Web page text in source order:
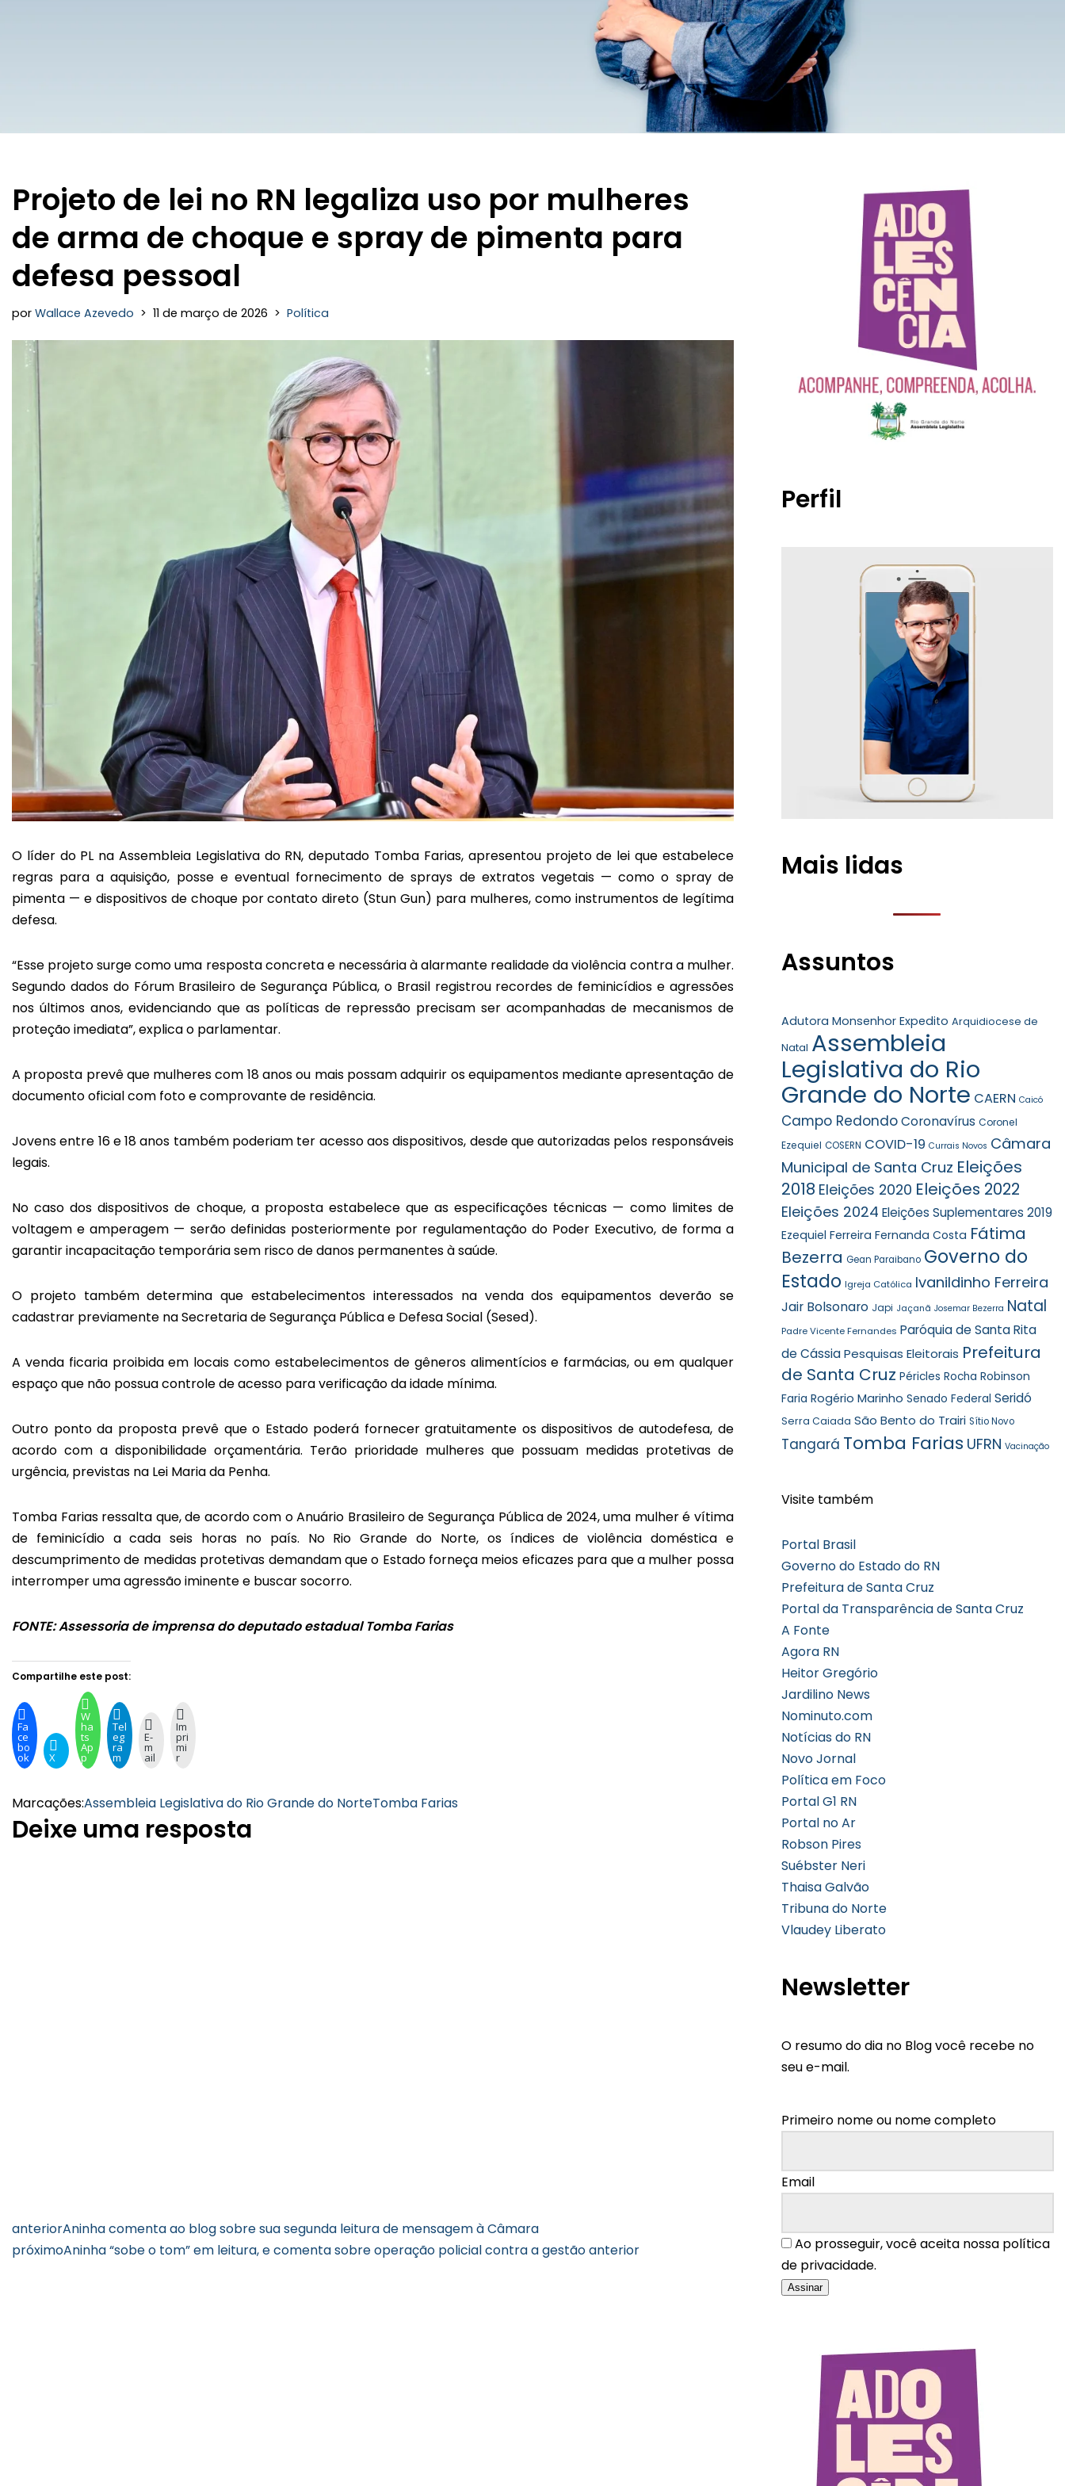
Projeto de lei no RN legaliza uso por mulheres
de arma de choque e spray de pimenta para
defesa pessoal
por Wallace Azevedo 11 de março de 2026 Política
O líder do PL na Assembleia Legislativa do RN, deputado Tomba Farias, apresentou projeto de lei que estabelece
regras para a aquisição, posse e eventual fornecimento de sprays de extratos vegetais — como o spray de
pimenta — e dispositivos de choque por contato direto (Stun Gun) para mulheres, como instrumentos de legítima
defesa.
“Esse projeto surge como uma resposta concreta e necessária à alarmante realidade da violência contra a mulher.
Segundo dados do Fórum Brasileiro de Segurança Pública, o Brasil registrou recordes de feminicídios e agressões
nos últimos anos, evidenciando que as políticas de repressão precisam ser acompanhadas de mecanismos de
proteção imediata”, explica o parlamentar.
A proposta prevê que mulheres com 18 anos ou mais possam adquirir os equipamentos mediante apresentação de
documento oficial com foto e comprovante de residência.
Jovens entre 16 e 18 anos também poderiam ter acesso aos dispositivos, desde que autorizadas pelos responsáveis
legais.
No caso dos dispositivos de choque, a proposta estabelece que as especificações técnicas — como limites de
voltagem e amperagem — serão definidas posteriormente por regulamentação do Poder Executivo, de forma a
garantir incapacitação temporária sem risco de danos permanentes à saúde.
O projeto também determina que estabelecimentos interessados na venda dos equipamentos deverão se
cadastrar previamente na Secretaria de Segurança Pública e Defesa Social (Sesed).
A venda ficaria proibida em locais como estabelecimentos de gêneros alimentícios e farmácias, ou em qualquer
espaço que não possua controle de acesso para verificação da idade mínima.
Outro ponto da proposta prevê que o Estado poderá fornecer gratuitamente os dispositivos de autodefesa, de
acordo com a disponibilidade orçamentária. Terão prioridade mulheres que possuam medidas protetivas de
urgência, previstas na Lei Maria da Penha.
Tomba Farias ressalta que, de acordo com o Anuário Brasileiro de Segurança Pública de 2024, uma mulher é vítima
de feminicídio a cada seis horas no país. No Rio Grande do Norte, os índices de violência doméstica e
descumprimento de medidas protetivas demandam que o Estado forneça meios eficazes para que a mulher possa
interromper uma agressão iminente e buscar socorro.
FONTE: Assessoria de imprensa do deputado estadual Tomba Farias
Compartilhe este post:
Fa
ce
bo
ok X
W
ha
ts
Ap
p
Tel
eg
ra
m
E-
m
ail
Im
pri
mi
r
Marcações:Assembleia Legislativa do Rio Grande do NorteTomba Farias
Deixe uma resposta
anteriorAninha comenta ao blog sobre sua segunda leitura de mensagem à Câmara
próximoAninha “sobe o tom” em leitura, e comenta sobre operação policial contra a gestão anterior
Perfil
Mais lidas
Assuntos
Adutora Monsenhor Expedito Arquidiocese de
Natal Assembleia
Legislativa do Rio
Grande do Norte CAERN Caicó
Campo Redondo Coronavírus Coronel
Ezequiel COSERN COVID-19 Currais Novos Câmara
Municipal de Santa Cruz Eleições
2018 Eleições 2020 Eleições 2022
Eleições 2024 Eleições Suplementares 2019
Ezequiel Ferreira Fernanda Costa Fátima
Bezerra Gean Paraibano Governo do
Estado Igreja Católica Ivanildinho Ferreira
Jair Bolsonaro Japi Jaçanã Josemar Bezerra Natal
Padre Vicente Fernandes Paróquia de Santa Rita
de Cássia Pesquisas Eleitorais Prefeitura
de Santa Cruz Péricles Rocha Robinson
Faria Rogério Marinho Senado Federal Seridó
Serra Caiada São Bento do Trairi Sítio Novo
Tangará Tomba Farias UFRN Vacinação
Visite também
Portal Brasil
Governo do Estado do RN
Prefeitura de Santa Cruz
Portal da Transparência de Santa Cruz
A Fonte
Agora RN
Heitor Gregório
Jardilino News
Nominuto.com
Notícias do RN
Novo Jornal
Política em Foco
Portal G1 RN
Portal no Ar
Robson Pires
Suébster Neri
Thaisa Galvão
Tribuna do Norte
Vlaudey Liberato
Newsletter
O resumo do dia no Blog você recebe no
seu e-mail.
Primeiro nome ou nome completo
Email
Ao prosseguir, você aceita nossa política
de privacidade.